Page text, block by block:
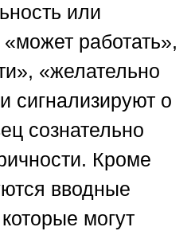
или
работать»,
«желательно
сигнализируют о
сознательно
Кроме
вводные
могут